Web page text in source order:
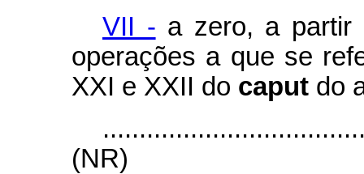
VII - a zero, a partir
operações a que se
XXI e XXII do caput do
(NR)